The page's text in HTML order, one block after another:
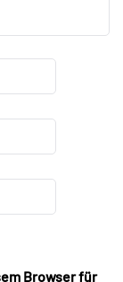
Browser für